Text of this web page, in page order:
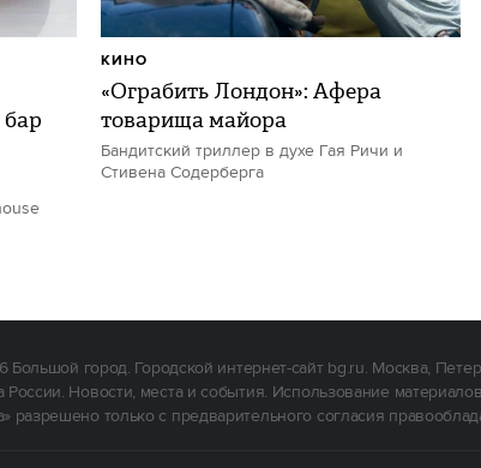
«Ограбить Лондон»: Афера
товарища майора
Бандитский триллер в духе Гая Ричи и
Стивена Содерберга
КИНО
Большой город. Городской интернет-сайт bg.ru. Москва,
России. Новости, места и события. Использование
разрешено только с предварительного согласия